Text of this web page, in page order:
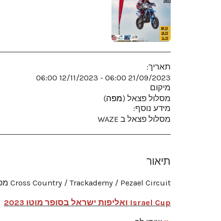
תאריך:
21/09/2023 06:00 - 12/11/2023 06:00
מיקום
מסלול פצאל (מפה)
מידע נוסף:
מסלול פצאל ב WAZE
תיאור
Cross Country / Trackademy / Pezael Circuit
Israel Cup ואליפות ישראל בסופר מוטו 2023